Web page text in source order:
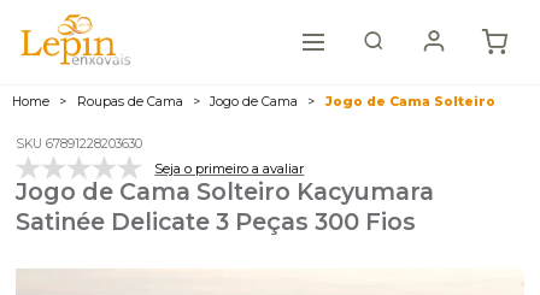
Home Roupas de Cama Jogo de Cama Jogo de Cama Solteiro
SKU 67891228203630
Seja o primeiro a avaliar
Jogo de Cama Solteiro Kacyumara
Satinée Delicate 3 Peças 300 Fios